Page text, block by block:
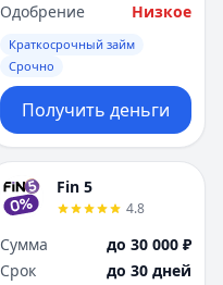
Х
Хабаровск
Ч
Чебоксары
Челябинск
Чита
Я
Ярославль
Вся Россия
Х
Хабаровск
Чебоксары
Челябинск
Чита
Я
Ярославль
Вся Россия
Одобрение
Низкое
Краткосрочный займ
Срочно
Получить деньги
Fin 5
4.8
Сумма
до 30 000 ₽
Срок
до 30 дней